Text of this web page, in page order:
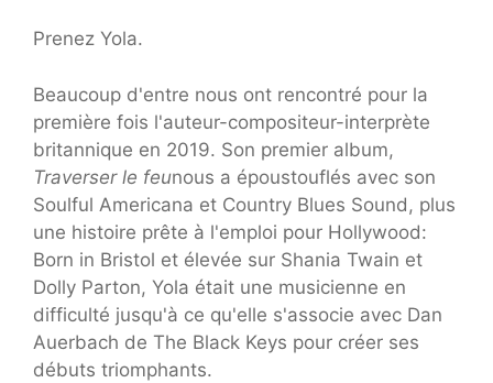
Prenez Yola.
Beaucoup d'entre nous ont rencontré pour la
première fois l'auteur-compositeur-interprète
britannique en 2019. Son premier album,
Traverser le feunous a époustouflés avec son
Soulful Americana et Country Blues Sound, plus
une histoire prête à l'emploi pour Hollywood:
Born in Bristol et élevée sur Shania Twain et
Dolly Parton, Yola était une musicienne en
difficulté jusqu'à ce qu'elle s'associe avec Dan
Auerbach de The Black Keys pour créer ses
débuts triomphants.